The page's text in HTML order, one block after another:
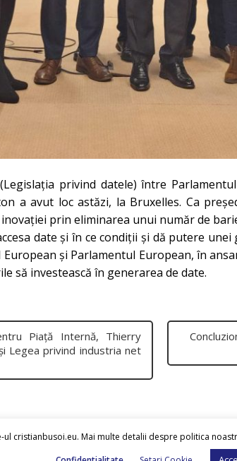
privind datele) între
a avut loc astăzi, la Bruxelles. Ca
prin eliminarea unui număr de
date și în ce condiții și dă putere
și Parlamentul European, în
să investească în generarea de date.
Piață Internă, Thierry
Legea privind industria net
cristianbusoi.eu. Mai multe detalii despre politica